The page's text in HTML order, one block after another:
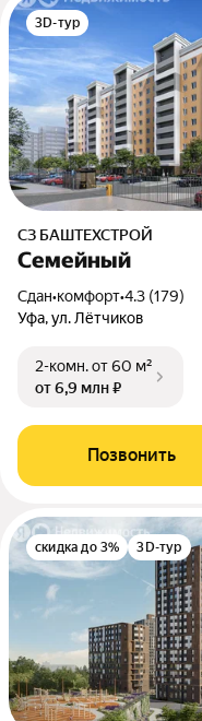
3D-тур
СЗ БАШТЕХСТРОЙ
Семейный
Сдан•комфорт•4.3 (179)
Уфа, ул. Лётчиков
2-комн.от 60 м²
от 6,9 млн ₽
Позвонить
скидка до 3% 3D-тур